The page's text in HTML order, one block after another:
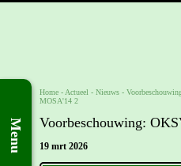
Menu
Home - Actueel - Nieuws -
MOSA'14 2
Voorbeschouwing:
19 mrt 2026